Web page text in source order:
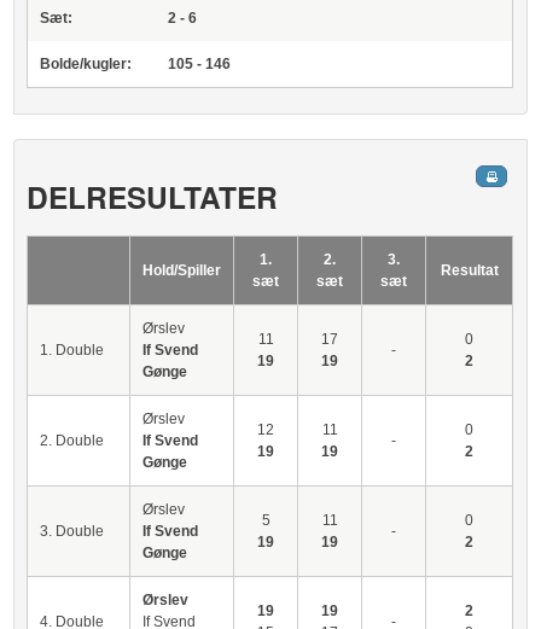
Sæt: 2 - 6
Bolde/kugler: 105 - 146
DELRESULTATER
Hold/Spiller
1.
sæt
2.
sæt
3.
sæt
Resultat
1. Double
Ørslev
If Svend
Gønge
11
19
17
19
-
0
2
2. Double
Ørslev
If Svend
Gønge
12
19
11
19
-
0
2
3. Double
Ørslev
If Svend
Gønge
5
19
11
19
-
0
2
4. Double
Ørslev
If Svend
19
19
-
2